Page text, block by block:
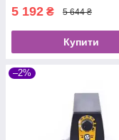
5 192 ₴ 5 644 ₴
Купити
–2%